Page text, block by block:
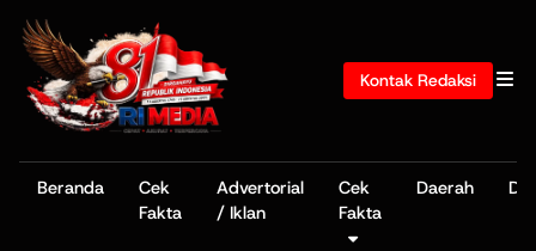
Kontak Redaksi
Beranda
Cek
Fakta
Advertorial
/ Iklan
Cek
Fakta
Daerah